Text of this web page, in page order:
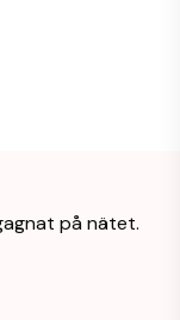
på nätet.